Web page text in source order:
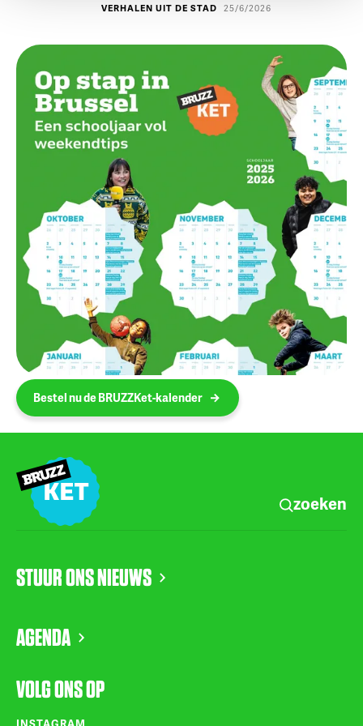
VERHALEN UIT DE STAD 25/6/2026
Bestel nu de BRUZZKet-kalender
zoeken
STUUR ONS NIEUWS
AGENDA
VOLG ONS OP